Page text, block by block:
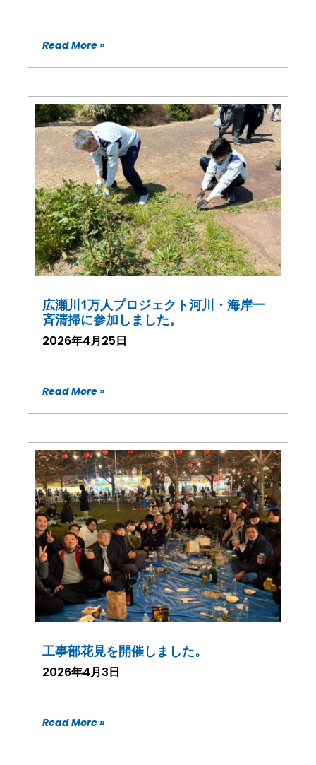
Read More »
広瀬川1万人プロジェクト河川・海岸一
斉清掃に参加しました。
2026年4月25日
Read More »
工事部花見を開催しました。
2026年4月3日
Read More »